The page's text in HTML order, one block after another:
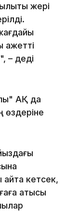
жері
– деді
АҚ да
өздеріне
айта кетсек,
қатысы